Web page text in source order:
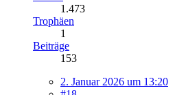
1.473
Trophäen
1
Beiträge
153
2. Januar 2026 um 13:20